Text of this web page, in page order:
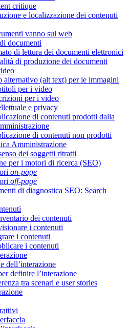
critique
e localizzazione dei contenuti
vanno sul web
documenti
di lettura dei documenti elettronici
di produzione dei documenti
alternativo (alt text) per le immagini
per i video
per i video
e privacy
di contenuti prodotti dalla
di contenuti non prodotti
Amministrazione
dei soggetti ritratti
per i motori di ricerca (SEO)
on-page
off-page
di diagnostica SEO: Search
dei contenuti
i contenuti
i contenuti
i contenuti
dell’interazione
definire l’interazione
tra scenari e user stories